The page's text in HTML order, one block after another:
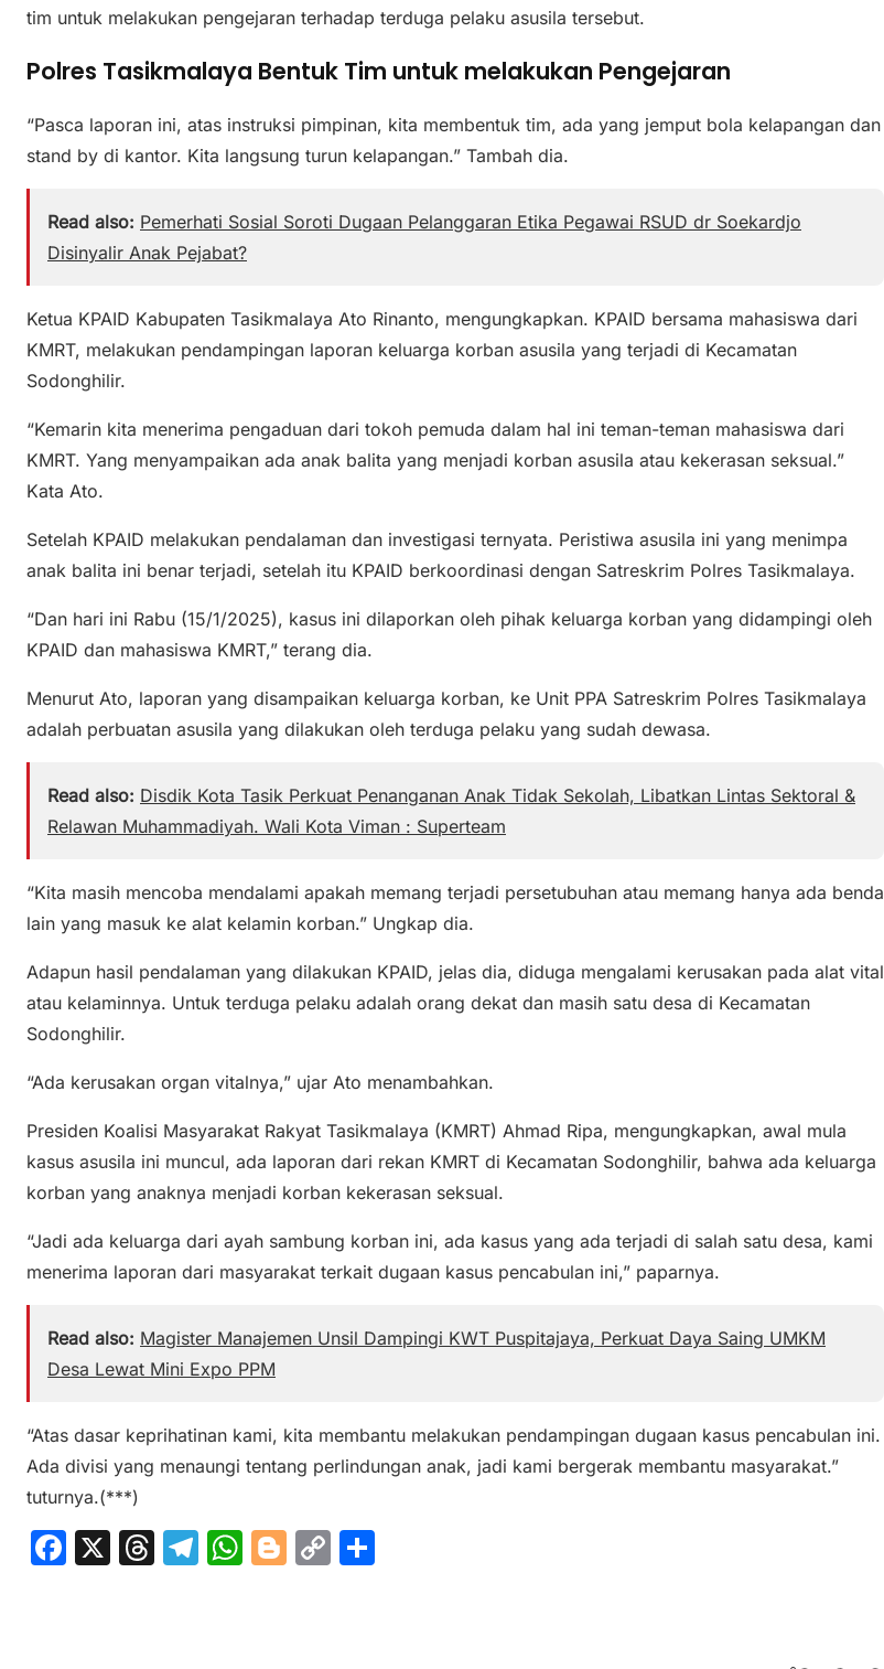
tim untuk melakukan pengejaran terhadap terduga pelaku asusila tersebut.
Polres Tasikmalaya Bentuk Tim untuk melakukan Pengejaran
“Pasca laporan ini, atas instruksi pimpinan, kita membentuk tim, ada yang jemput bola kelapangan dan
stand by di kantor. Kita langsung turun kelapangan.” Tambah dia.
Read also: Pemerhati Sosial Soroti Dugaan Pelanggaran Etika Pegawai RSUD dr Soekardjo
Disinyalir Anak Pejabat?
Ketua KPAID Kabupaten Tasikmalaya Ato Rinanto, mengungkapkan. KPAID bersama mahasiswa dari
KMRT, melakukan pendampingan laporan keluarga korban asusila yang terjadi di Kecamatan
Sodonghilir.
“Kemarin kita menerima pengaduan dari tokoh pemuda dalam hal ini teman-teman mahasiswa dari
KMRT. Yang menyampaikan ada anak balita yang menjadi korban asusila atau kekerasan seksual.”
Kata Ato.
Setelah KPAID melakukan pendalaman dan investigasi ternyata. Peristiwa asusila ini yang menimpa
anak balita ini benar terjadi, setelah itu KPAID berkoordinasi dengan Satreskrim Polres Tasikmalaya.
“Dan hari ini Rabu (15/1/2025), kasus ini dilaporkan oleh pihak keluarga korban yang didampingi oleh
KPAID dan mahasiswa KMRT,” terang dia.
Menurut Ato, laporan yang disampaikan keluarga korban, ke Unit PPA Satreskrim Polres Tasikmalaya
adalah perbuatan asusila yang dilakukan oleh terduga pelaku yang sudah dewasa.
Read also: Disdik Kota Tasik Perkuat Penanganan Anak Tidak Sekolah, Libatkan Lintas Sektoral &
Relawan Muhammadiyah. Wali Kota Viman : Superteam
“Kita masih mencoba mendalami apakah memang terjadi persetubuhan atau memang hanya ada benda
lain yang masuk ke alat kelamin korban.” Ungkap dia.
Adapun hasil pendalaman yang dilakukan KPAID, jelas dia, diduga mengalami kerusakan pada alat vital
atau kelaminnya. Untuk terduga pelaku adalah orang dekat dan masih satu desa di Kecamatan
Sodonghilir.
“Ada kerusakan organ vitalnya,” ujar Ato menambahkan.
Presiden Koalisi Masyarakat Rakyat Tasikmalaya (KMRT) Ahmad Ripa, mengungkapkan, awal mula
kasus asusila ini muncul, ada laporan dari rekan KMRT di Kecamatan Sodonghilir, bahwa ada keluarga
korban yang anaknya menjadi korban kekerasan seksual.
“Jadi ada keluarga dari ayah sambung korban ini, ada kasus yang ada terjadi di salah satu desa, kami
menerima laporan dari masyarakat terkait dugaan kasus pencabulan ini,” paparnya.
Read also: Magister Manajemen Unsil Dampingi KWT Puspitajaya, Perkuat Daya Saing UMKM
Desa Lewat Mini Expo PPM
“Atas dasar keprihatinan kami, kita membantu melakukan pendampingan dugaan kasus pencabulan ini.
Ada divisi yang menaungi tentang perlindungan anak, jadi kami bergerak membantu masyarakat.”
tuturnya.(***)
F
X
T
T
W Bl C